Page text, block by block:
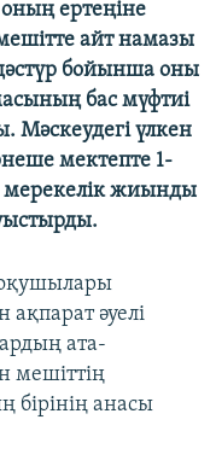
ертеңіне
айт намазы
бойынша оны
бас мүфтиі
Мәскеудегі үлкен
мектепте 1-
жиынды
оқушылары
әуелі
ата-
мешіттің
анасы